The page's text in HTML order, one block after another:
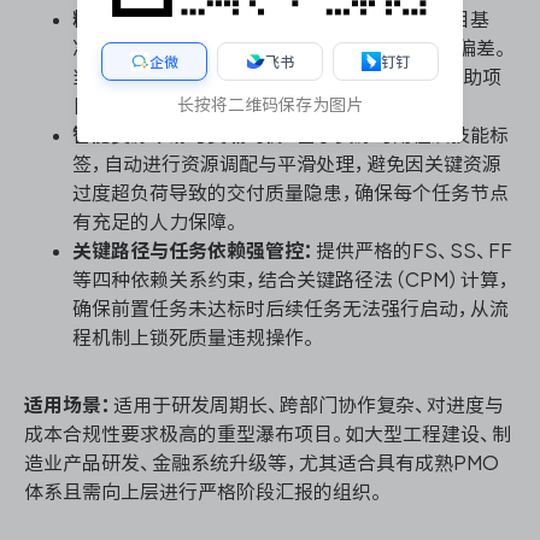
精准的基准对比与偏差控制：
支持设定多重项目基
准，通过挣值管理（EVM）实时监控进度与成本偏差。
当关键路径出现延期风险时，系统自动预警，帮助项
目经理及时干预，防止质量滑坡。
智能资源平滑与负载均衡：
基于资源可用性及技能标
签，自动进行资源调配与平滑处理，避免因关键资源
过度超负荷导致的交付质量隐患，确保每个任务节点
有充足的人力保障。
关键路径与任务依赖强管控： 提供严格的FS、SS、FF
等四种依赖关系约束，结合关键路径法（CPM）计算，
确保前置任务未达标时后续任务无法强行启动，从流
程机制上锁死质量违规操作。
适用场景： 适用于研发周期长、跨部门协作复杂、对进度与
成本合规性要求极高的重型瀑布项目。如大型工程建设、制
造业产品研发、金融系统升级等，尤其适合具有成熟PMO
体系且需向上层进行严格阶段汇报的组织。
企微 飞书 钉钉
长按将二维码保存为图片